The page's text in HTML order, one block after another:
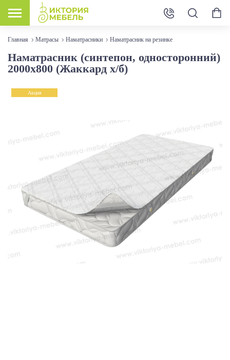
Главная Матрасы Наматрасники Наматрасник на резинке
Наматрасник (синтепон, односторонний)
2000х800 (Жаккард х/б)
Акция